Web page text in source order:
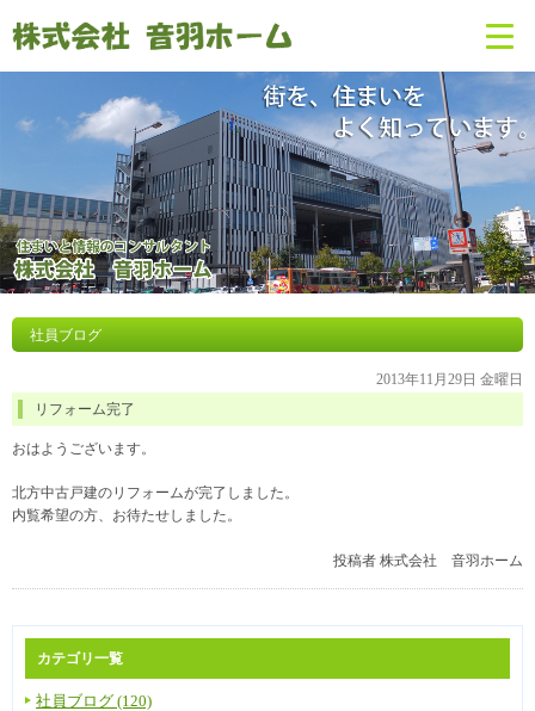
社員ブログ
2013年11月29日 金曜日
リフォーム完了
おはようございます。
北方中古戸建のリフォームが完了しました。
内覧希望の方、お待たせしました。
投稿者 株式会社 音羽ホーム
カテゴリ一覧
社員ブログ (120)